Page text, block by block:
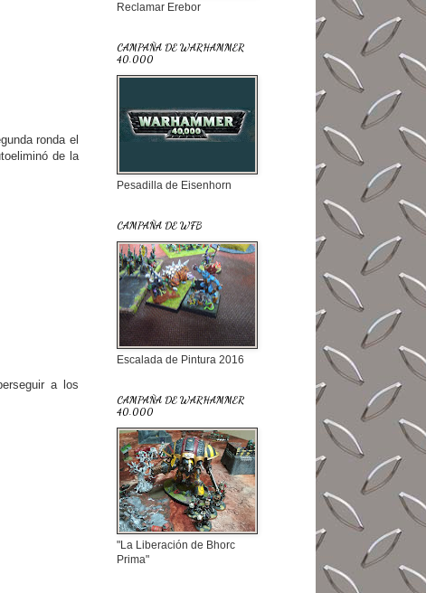
ronda el
de la
a los
Reclamar Erebor
CAMPAÑA DE WARHAMMER
40.000
Pesadilla de Eisenhorn
CAMPAÑA DE WFB
Escalada de Pintura 2016
CAMPAÑA DE WARHAMMER
40.000
"La Liberación de Bhorc
Prima"